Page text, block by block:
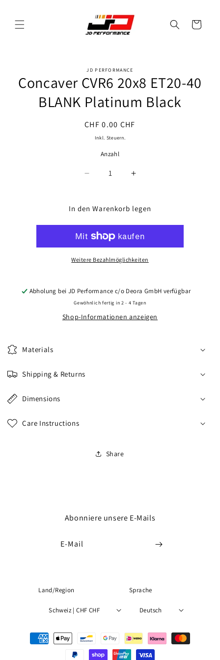
Inhalt
Warenkorb
JD PERFORMANCE
Concaver CVR6 20x8 ET20-40
BLANK Platinum Black
Normaler
Preis
CHF 0.00 CHF
Inkl. Steuern.
Anzahl
Anzahl
Verringere
für
CVR6
20x8
ET20-
40
Black
Erhöhe
für
20x8
ET20-
40
Black
In den Warenkorb legen
Weitere Bezahlmöglichkeiten
Abholung bei JD Performance c/o Deora GmbH verfügbar
Gewöhnlich fertig in 2 - 4 Tagen
Shop-Informationen anzeigen
Materials
Shipping & Returns
Dimensions
Care Instructions
Share
Abonniere unsere E-Mails
E-Mail
Land/Region
Schweiz | CHF CHF
Sprache
Deutsch
Zahlungsmethoden